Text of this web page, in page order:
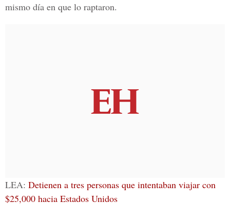
mismo día en que lo raptaron.
LEA: Detienen a tres personas que intentaban viajar con
$25,000 hacia Estados Unidos